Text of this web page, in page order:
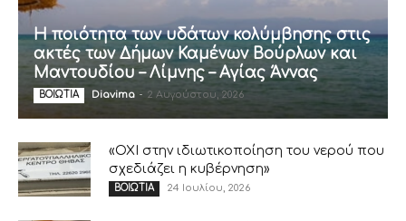
Η ποιότητα των υδάτων κολύμβησης στις
ακτές των Δήμων Καμένων Βούρλων και
Μαντουδίου – Λίμνης – Αγίας Άννας
ΒΟΙΩΤΙΑ Diavima - 2 Αυγούστου, 2026
«ΟΧΙ στην ιδιωτικοποίηση του νερού που
σχεδιάζει η κυβέρνηση»
ΒΟΙΩΤΙΑ 24 Ιουλίου, 2026